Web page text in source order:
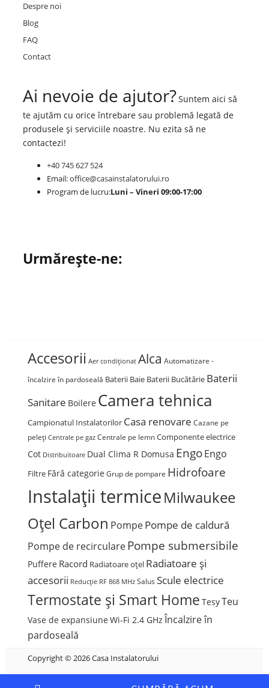
Despre noi
Blog
FAQ
Contact
Ai nevoie de ajutor?Suntem aici să
te ajutăm cu orice întrebare sau problemă legată de
produsele și serviciile noastre. Nu ezita să ne
contactezi!
+40 745 627 524
Email:office@casainstalatorului.ro
Program de lucru:Luni – Vineri 09:00-17:00
Urmărește-ne:
Accesorii Aer condiționat Alca Automatizare -
încalzire în pardoseală Baterii Baie Baterii Bucătărie Baterii
Sanitare Boilere Camera tehnica
Campionatul Instalatorilor Casa renovare Cazane pe
peleți Centrale pe gaz Centrale pe lemn Componente electrice
Cot Distribuitoare Dual Clima R Domusa EngoEngo
Filtre Fără categorie Grup de pompare Hidrofoare
Instalații termiceMilwaukee
Oțel Carbon PompePompe de caldură
Pompe de recircularePompe submersibile
Puffere Racord Radiatoare oțel Radiatoare și
accesorii Reducție RF 868 MHz Salus Scule electrice
Termostate și Smart Home TesyTeu
Vase de expansiune Wi-Fi 2.4 GHz Încalzire în
pardoseală
Copyright © 2026 Casa Instalatorului